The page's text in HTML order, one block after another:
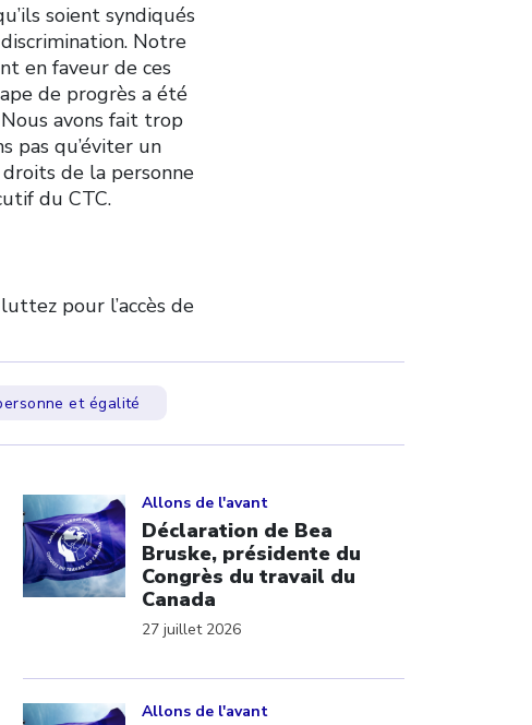
soient syndiqués
Notre
en faveur de ces
de progrès a été
avons fait trop
pas qu’éviter un
de la personne
du CTC.
pour l’accès de
et égalité
Allons de l'avant
Déclaration de Bea
Bruske, présidente du
Congrès du travail du
Canada
27 juillet 2026
Allons de l'avant